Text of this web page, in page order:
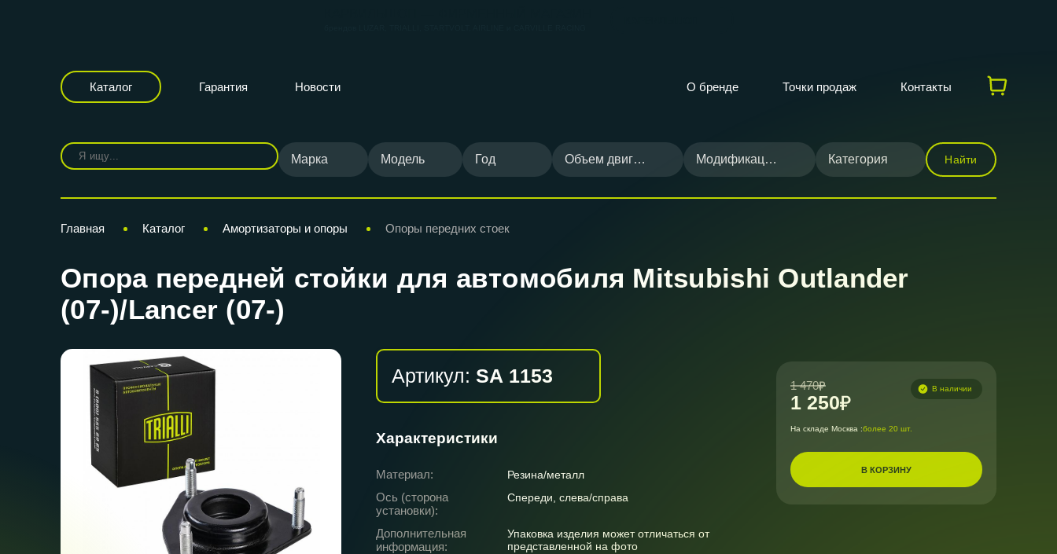
Каталог Гарантия Новости О бренде Точки продаж Контакты
Марка Модель Год Объем двигателя Модификация Категория Найти
Главная Каталог Амортизаторы и опоры Опоры передних стоек
Опора передней стойки для автомобиля Mitsubishi Outlander
(07-)/Lancer (07-)
Артикул: SA 1153
Характеристики
Материал: Резина/металл
Ось (сторона
установки):
Спереди, слева/справа
Дополнительная
информация:
Упаковка изделия может отличаться от
представленной на фото
1 470
1 250
В наличии
На складе Москва :более 20 шт.
В КОРЗИНУ